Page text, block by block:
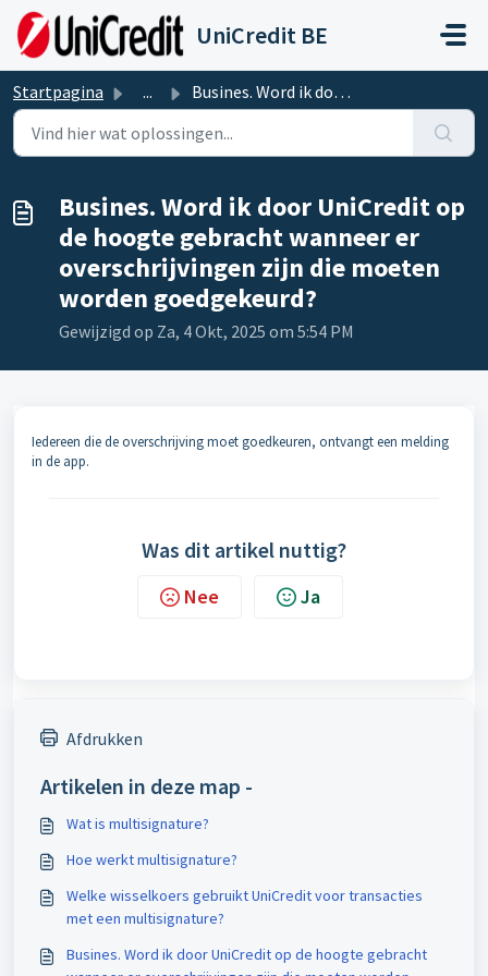
Doorgaan naar hoofdinhoud
UniCredit BE
Startpagina ... Busines. Word ik door UniCredit op de hoogte gebracht wan...
Busines. Word ik door UniCredit op
de hoogte gebracht wanneer er
overschrijvingen zijn die moeten
worden goedgekeurd?
Gewijzigd op Za, 4 Okt, 2025 om 5:54 PM
Iedereen die de overschrijving moet goedkeuren, ontvangt een melding
in de app.
Was dit artikel nuttig?
Nee Ja
Afdrukken
Artikelen in deze map -
Wat is multisignature?
Hoe werkt multisignature?
Welke wisselkoers gebruikt UniCredit voor transacties
met een multisignature?
Busines. Word ik door UniCredit op de hoogte gebracht